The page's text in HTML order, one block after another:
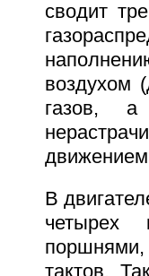
сводит
воздухом
газов,
движением
В
четырех
тактов.